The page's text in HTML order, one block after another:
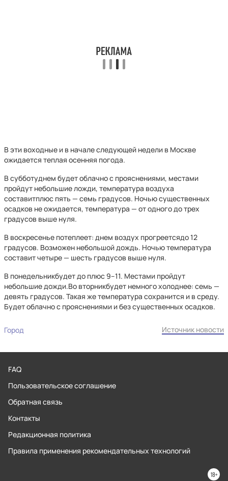
В эти воходные и в начале следующей недели в Москве
ожидается теплая осенняя погода.
В субботуднем будет облачно с прояснениями, местами
пройдут небольшие ложди, температура воздуха
составитплюс пять — семь градусов. Ночью существенных
осадков не ожидается, температура — от одного до трех
градусов выше нуля.
В воскресенье потеплеет: днем воздух прогреетсядо 12
градусов. Возможен небольшой дождь. Ночью температура
составит четыре — шесть градусов выше нуля.
В понедельникбудет до плюс 9–11. Местами пройдут
небольшие дожди.Во вторникбудет немного холоднее: семь —
девять градусов. Такая же температура сохранится и в среду.
Будет облачно с прояснениями и без существенных осадков.
Город Источник новости
FAQ
Пользовательское соглашение
Обратная связь
Контакты
Редакционная политика
Правила применения рекомендательных технологий